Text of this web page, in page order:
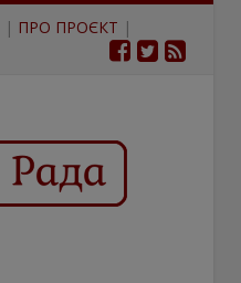
| ПРО ПРОЄКТ |